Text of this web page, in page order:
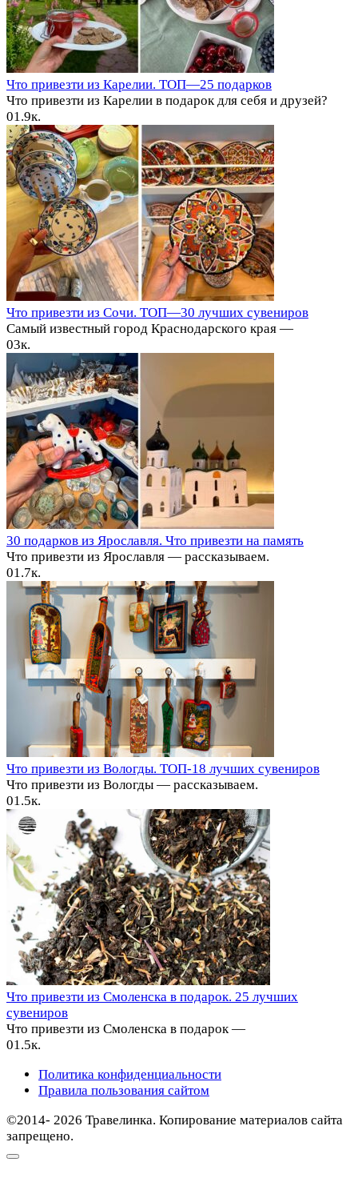
Что привезти из Карелии. ТОП—25 подарков
Что привезти из Карелии в подарок для себя и друзей?
01.9к.
Что привезти из Сочи. ТОП—30 лучших сувениров
Самый известный город Краснодарского края —
03к.
30 подарков из Ярославля. Что привезти на память
Что привезти из Ярославля — рассказываем.
01.7к.
Что привезти из Вологды. ТОП-18 лучших сувениров
Что привезти из Вологды — рассказываем.
01.5к.
Что привезти из Смоленска в подарок. 25 лучших
сувениров
Что привезти из Смоленска в подарок —
01.5к.
Политика конфиденциальности
Правила пользования сайтом
©2014- 2026 Травелинка. Копирование материалов сайта
запрещено.